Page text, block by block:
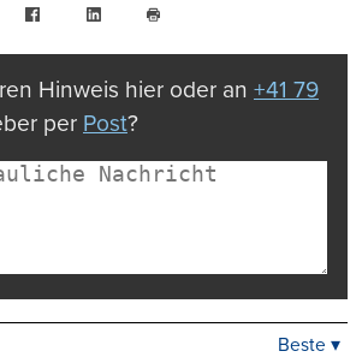
FacebookLinkedIn
drucken
Hinweis hier oder an +41 79
per Post?
Beste ▾